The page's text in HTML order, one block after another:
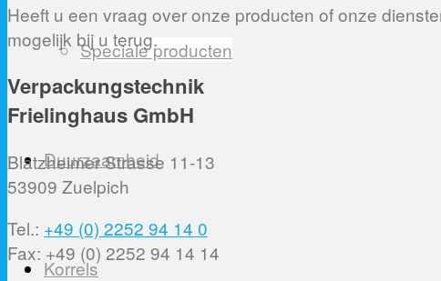
Speciale producten
Duurzaamheid
Korrels
Heeft u een vraag over onze producten of onze
mogelijk bij u terug.
Verpackungstechnik
Frielinghaus GmbH
Blatzheimer Strasse 11-13
53909 Zuelpich
Tel.: +49 (0) 2252 94 14 0
Fax: +49 (0) 2252 94 14 14